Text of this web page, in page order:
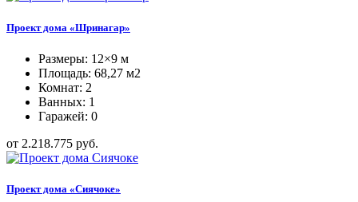
Проект дома «Шринагар»
Размеры: 12×9 м
Площадь: 68,27 м2
Комнат: 2
Ванных: 1
Гаражей: 0
от 2.218.775 руб.
Проект дома «Сиячоке»